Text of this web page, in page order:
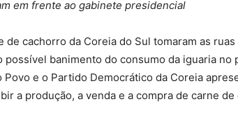
em frente ao gabinete presidencial
de cachorro da Coreia do Sul tomaram as
possível banimento do consumo da iguaria no
Povo e o Partido Democrático da Coreia
a produção, a venda e a compra de carne de